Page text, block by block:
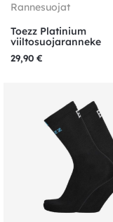
Rannesuojat
Toezz Platinium
viiltosuojaranneke
29,90 €